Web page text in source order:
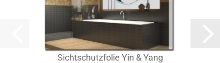
Sichtschutzfolie Yin & Yang